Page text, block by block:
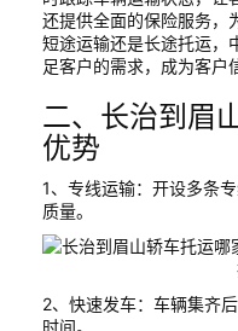
还提供全面的保险服务，
短途运输还是长途托运，
足客户的需求，成为客户
二、长治到眉
优势
1、专线运输：开设多条
质量。
2、快速发车：车辆集齐
时间。